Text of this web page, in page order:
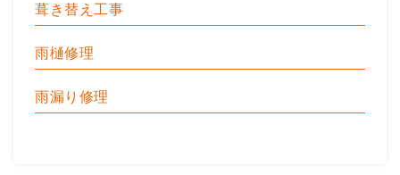
葺き替え工事
雨樋修理
雨漏り修理